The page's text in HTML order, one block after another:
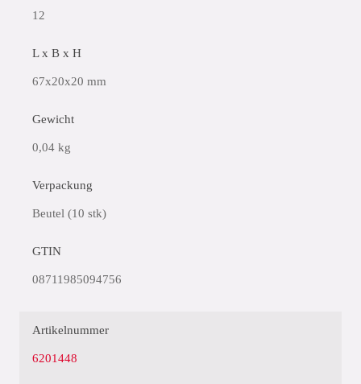
12
L x B x H
67x20x20 mm
Gewicht
0,04 kg
Verpackung
Beutel (10 stk)
GTIN
08711985094756
Artikelnummer
6201448